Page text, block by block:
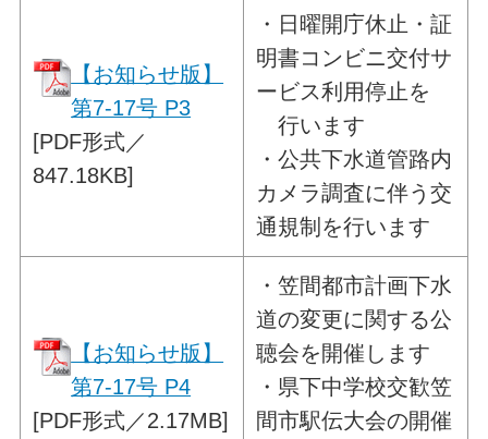
【お知らせ版】
第7-17号 P3
[PDF形式／
847.18KB]
・ 日曜開庁休止・証
明書コンビニ交付サ
ービス利用停止を
行います
・公共下水道管路内
カメラ調査に伴う交
通規制を行います
【お知らせ版】
第7-17号 P4
[PDF形式／2.17MB]
・笠間都市計画下水
道の変更に関する公
聴会を開催します
・県下中学校交歓笠
間市駅伝大会の開催